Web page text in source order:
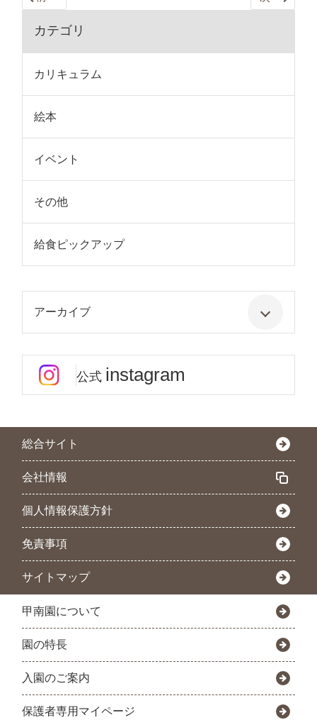
カテゴリ
カリキュラム
絵本
イベント
その他
給食ピックアップ
アーカイブ
公式 instagram
総合サイト
会社情報
個人情報保護方針
免責事項
サイトマップ
甲南園について
園の特長
入園のご案内
保護者専用マイページ